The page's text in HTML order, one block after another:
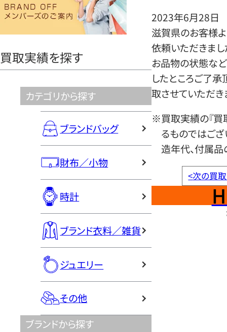
ヤ
買取実績を探す
カテゴリから探す
ブランドバッグ
財布／小物
時計
ブランド衣料／雑貨
ジュエリー
その他
ブランドから探す
2023年6月28日
滋賀県のお客様
依頼いただきまし
お品物の状態など
したところご了
取させていただき
※買取実績の『買
るものではござ
造年代、付属品
<次の買